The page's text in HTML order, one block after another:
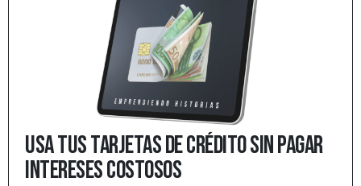
usa tus tarjetas de crédito sin pagar
intereses costosos